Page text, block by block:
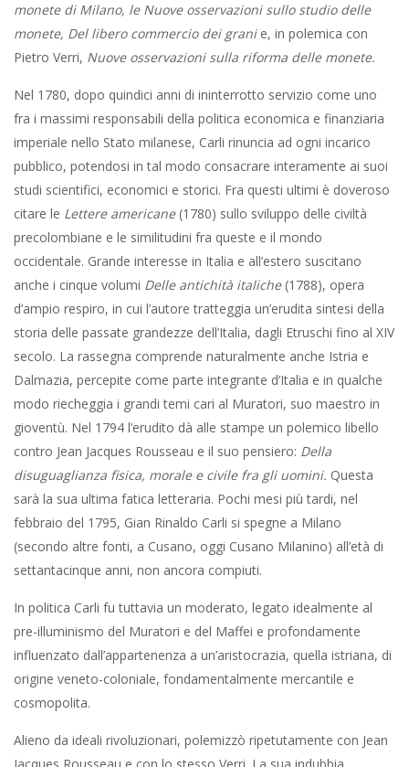
monete di Milano, le Nuove osservazioni sullo studio delle
monete, Del libero commercio dei granie, in polemica con
Pietro Verri, Nuove osservazioni sulla riforma delle monete.
Nel 1780, dopo quindici anni di ininterrotto servizio come uno
fra i massimi responsabili della politica economica e finanziaria
imperiale nello Stato milanese, Carli rinuncia ad ogni incarico
pubblico, potendosi in tal modo consacrare interamente ai suoi
studi scientifici, economici e storici. Fra questi ultimi è doveroso
citare le Lettere americane(1780) sullo sviluppo delle civiltà
precolombiane e le similitudini fra queste e il mondo
occidentale. Grande interesse in Italia e all’estero suscitano
anche i cinque volumi Delle antichità italiche(1788), opera
d’ampio respiro, in cui l’autore tratteggia un’erudita sintesi della
storia delle passate grandezze dell’Italia, dagli Etruschi fino al XIV
secolo. La rassegna comprende naturalmente anche Istria e
Dalmazia, percepite come parte integrante d’Italia e in qualche
modo riecheggia i grandi temi cari al Muratori, suo maestro in
gioventù. Nel 1794 l’erudito dà alle stampe un polemico libello
contro Jean Jacques Rousseau e il suo pensiero: Della
disuguaglianza fisica, morale e civile fra gli uomini. Questa
sarà la sua ultima fatica letteraria. Pochi mesi più tardi, nel
febbraio del 1795, Gian Rinaldo Carli si spegne a Milano
(secondo altre fonti, a Cusano, oggi Cusano Milanino) all’età di
settantacinque anni, non ancora compiuti.
In politica Carli fu tuttavia un moderato, legato idealmente al
pre-illuminismo del Muratori e del Maffei e profondamente
influenzato dall’appartenenza a un’aristocrazia, quella istriana, di
origine veneto-coloniale, fondamentalmente mercantile e
cosmopolita.
Alieno da ideali rivoluzionari, polemizzò ripetutamente con Jean